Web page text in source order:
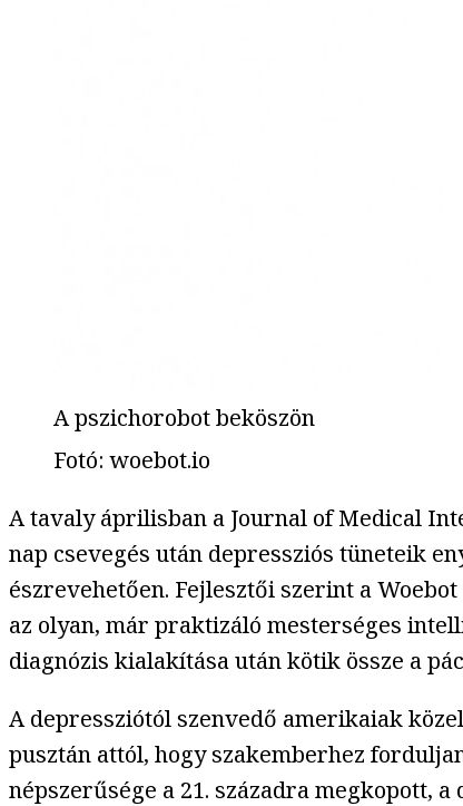
A pszichorobot beköszön
Fotó:woebot.io
A tavaly áprilisban a Journal of Medical
nap csevegés után depressziós tüneteik
észrevehetően. Fejlesztői szerint a
az olyan, már praktizáló mesterséges
diagnózis kialakítása után kötik össze a
A depressziótól szenvedő amerikaiak
pusztán attól, hogy szakemberhez
népszerűsége a 21. századra megkopott,